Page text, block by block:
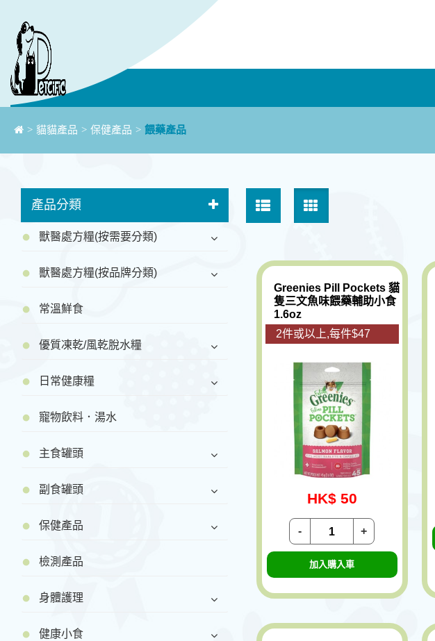
> 貓貓產品 > 保健產品 > 餵藥產品
產品分類
獸醫處方糧(按需要分類)
獸醫處方糧(按品牌分類)
常溫鮮食
優質凍乾/風乾脫水糧
日常健康糧
寵物飲料．湯水
主食罐頭
副食罐頭
保健產品
檢測產品
身體護理
健康小食
Greenies Pill Pockets 貓
隻三文魚味餵藥輔助小食
1.6oz
2件或以上,每件$47
HK$ 50
+
-
加入購入車